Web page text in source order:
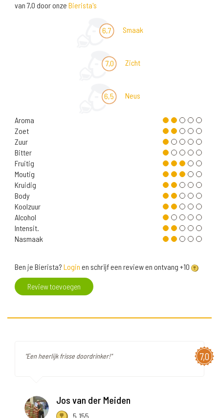
van 7,0 door onze Bierista's
6,7 Smaak
7,0 Zicht
6,5 Neus
Aroma
Zoet
Zuur
Bitter
Fruitig
Moutig
Kruidig
Body
Koolzuur
Alcohol
Intensit.
Nasmaak
Ben je Bierista? Login en schrijf een review en ontvang +10
Review toevoegen
7,0
"Een heerlijk frisse doordrinker!"
Jos van der Meiden
5.155